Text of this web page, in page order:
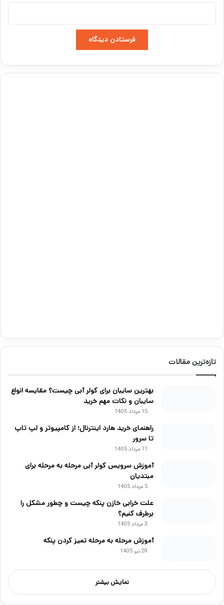
تازه‌ترین مقالات
بهترین سایبان برای کولر آبی چیست؟ مقایسه انواع
سایبان و نکات مهم خرید
15 مرداد 1405
راهنمای خرید هارد اینترنال؛ از کامپیوتر و لپ تاپ
تا سرور
11 مرداد 1405
آموزش سرویس کولر آبی مرحله به مرحله برای
مبتدیان
5 مرداد 1405
علت خرابی خازن پنکه چیست و چطور مشکل را
برطرف کنیم؟
3 مرداد 1405
آموزش مرحله به مرحله تمیز کردن پنکه
29 تیر 1405
نمایش بیشتر